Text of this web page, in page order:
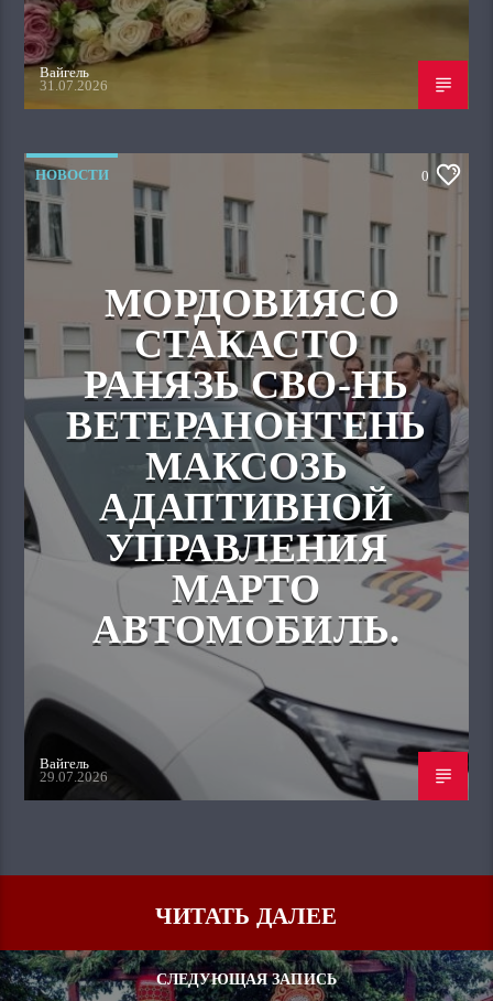
Вайгель
31.07.2026
НОВОСТИ 0
МОРДОВИЯСО
СТАКАСТО
РАНЯЗЬ СВО-НЬ
ВЕТЕРАНОНТЕНЬ
МАКСОЗЬ
АДАПТИВНОЙ
УПРАВЛЕНИЯ
МАРТО
АВТОМОБИЛЬ.
Вайгель
29.07.2026
ЧИТАТЬ ДАЛЕЕ
СЛЕДУЮЩАЯ ЗАПИСЬ